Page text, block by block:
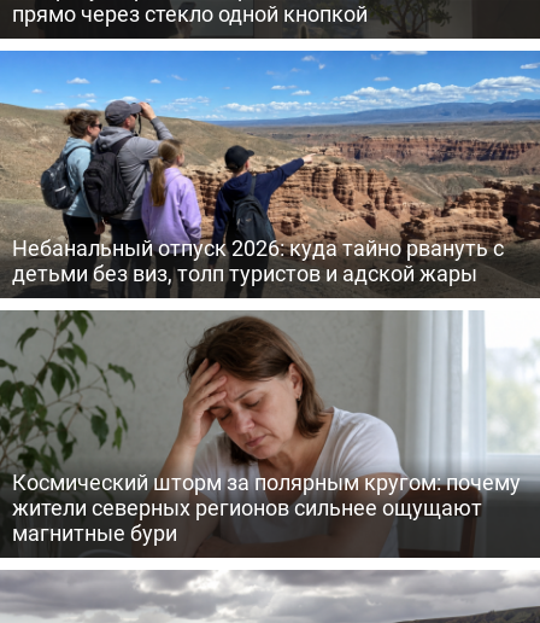
прямо через стекло одной кнопкой
Небанальный отпуск 2026: куда тайно рвануть с
детьми без виз, толп туристов и адской жары
Космический шторм за полярным кругом: почему
жители северных регионов сильнее ощущают
магнитные бури